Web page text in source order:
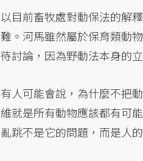
以目前畜牧處對動保法的解
難。河馬雖然屬於保育類動
待討論，因為野動法本身的
有人可能會說，為什麼不把
維就是所有動物應該都有可
亂跳不是它的問題，而是人